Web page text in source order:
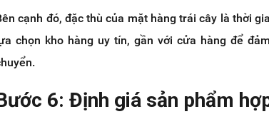
cạnh đó, đặc thù của mặt hàng trái cây là thời
chọn kho hàng uy tín, gần với cửa hàng để
6: Định giá sản phẩm